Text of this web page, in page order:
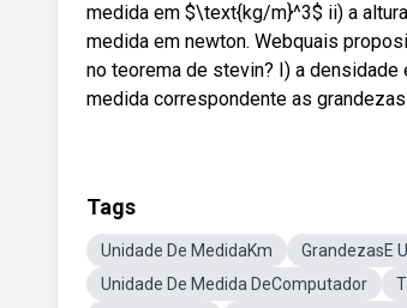
medida em $\text{kg/m}^3$ ii) a
medida em newton. Webquais
no teorema de stevin? I) a
medida correspondente as
Tags
Unidade De MedidaKm GrandezasE
Unidade De Medida DeComputador